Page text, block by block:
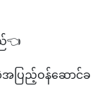
👈
အပြည့်ဝန်ဆောင်ခ